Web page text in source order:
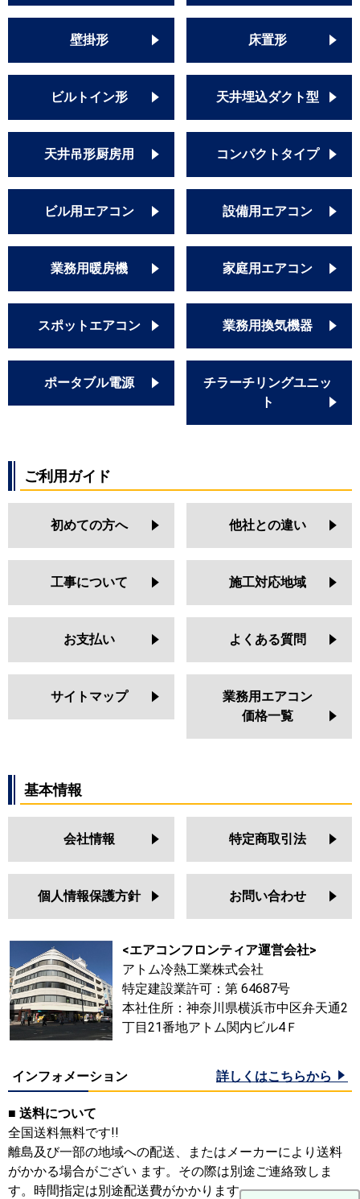
壁掛形 床置形
ビルトイン形 天井埋込ダクト型
天井吊形厨房用 コンパクトタイプ
ビル用エアコン 設備用エアコン
業務用暖房機 家庭用エアコン
スポットエアコン 業務用換気機器
ポータブル電源
チラーチリングユニッ
ト
ご利用ガイド
初めての方へ 他社との違い
工事について 施工対応地域
お支払い よくある質問
サイトマップ
業務用エアコン
価格一覧
基本情報
会社情報 特定商取引法
個人情報保護方針 お問い合わせ
<エアコンフロンティア運営会社>
アトム冷熱工業株式会社
特定建設業許可：第 64687号
本社住所：神奈川県横浜市中区弁天通2
丁目21番地アトム関内ビル4Ｆ
インフォメーション 詳しくはこちらから
■ 送料について
全国送料無料です!!
離島及び一部の地域への配送、またはメーカーにより送料
がかかる場合がござい ます。その際は別途ご連絡致しま
す。時間指定は別途配送費がかかります。